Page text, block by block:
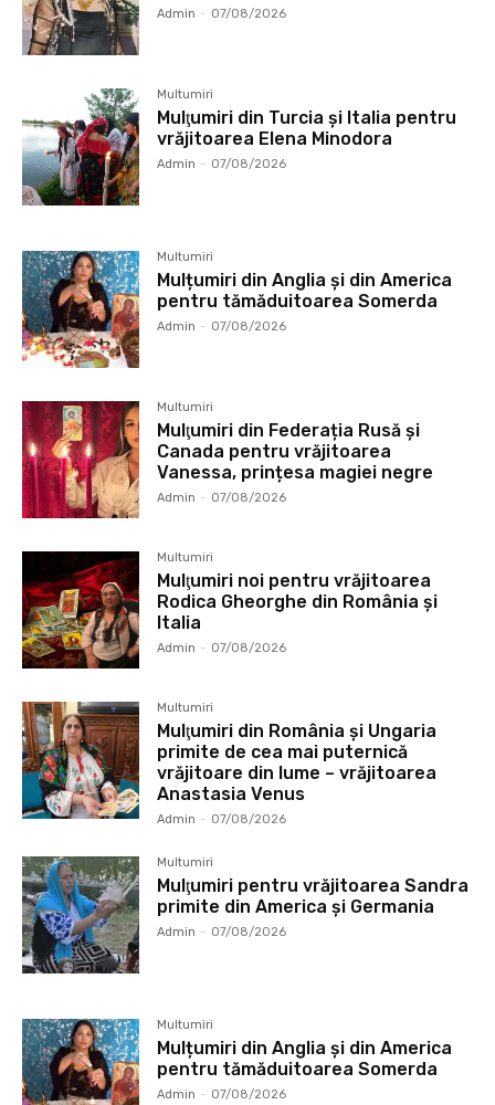
Admin - 07/08/2026
Multumiri
Mulţumiri din Turcia și Italia pentru
vrăjitoarea Elena Minodora
Admin - 07/08/2026
Multumiri
Mulțumiri din Anglia și din America
pentru tămăduitoarea Somerda
Admin - 07/08/2026
Multumiri
Mulţumiri din Federația Rusă și
Canada pentru vrăjitoarea
Vanessa, prințesa magiei negre
Admin - 07/08/2026
Multumiri
Mulţumiri noi pentru vrăjitoarea
Rodica Gheorghe din România și
Italia
Admin - 07/08/2026
Multumiri
Mulţumiri din România și Ungaria
primite de cea mai puternică
vrăjitoare din lume – vrăjitoarea
Anastasia Venus
Admin - 07/08/2026
Multumiri
Mulţumiri pentru vrăjitoarea Sandra
primite din America și Germania
Admin - 07/08/2026
Multumiri
Mulțumiri din Anglia și din America
pentru tămăduitoarea Somerda
Admin - 07/08/2026